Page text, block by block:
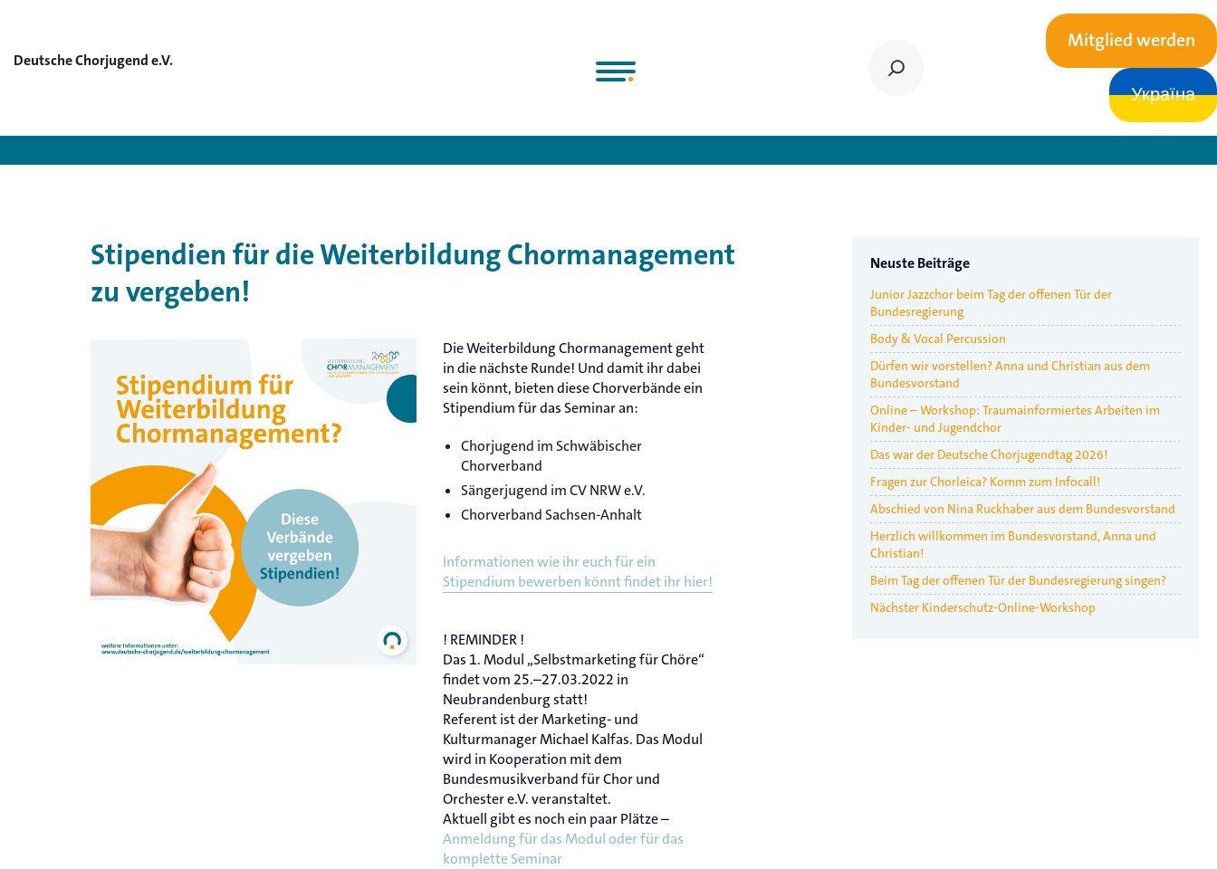
Deutsche Chorjugend e.V.
Mitglied werden
Україна
Stipendien für die Weiterbildung Chormanagement
zu vergeben!
Die Weiterbildung Chormanagement geht
in die nächste Runde! Und damit ihr dabei
sein könnt, bieten diese Chorverbände ein
Stipendium für das Seminar an:
Chorjugend im Schwäbischer
Chorverband
Sängerjugend im CV NRW e.V.
Chorverband Sachsen-Anhalt
Informationen wie ihr euch für ein
Stipendium bewerben könnt findet ihr hier!
! REMINDER !
Das 1. Modul „Selbstmarketing für Chöre“
findet vom 25.–27.03.2022 in
Neubrandenburg statt!
Referent ist der Marketing- und
Kulturmanager Michael Kalfas. Das Modul
wird in Kooperation mit dem
Bundesmusikverband für Chor und
Orchester e.V. veranstaltet.
Aktuell gibt es noch ein paar Plätze –
Anmeldung für das Modul oder für das
komplette Seminar
Neuste Beiträge
Junior Jazzchor beim Tag der offenen Tür der
Bundesregierung
Body & Vocal Percussion
Dürfen wir vorstellen? Anna und Christian aus dem
Bundesvorstand
Online – Workshop: Traumainformiertes Arbeiten im
Kinder- und Jugendchor
Das war der Deutsche Chorjugendtag 2026!
Fragen zur Chorleica? Komm zum Infocall!
Abschied von Nina Ruckhaber aus dem Bundesvorstand
Herzlich willkommen im Bundesvorstand, Anna und
Christian!
Beim Tag der offenen Tür der Bundesregierung singen?
Nächster Kinderschutz-Online-Workshop